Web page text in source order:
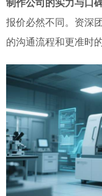
制作公司的实力与口
报价必然不同。资深
的沟通流程和更准时